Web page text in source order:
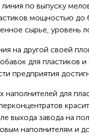
по выпуску
мощностью до
сырье, уровень
на другой своей
для пластиков
предприятия
для
выхода завода на
наполнителям и